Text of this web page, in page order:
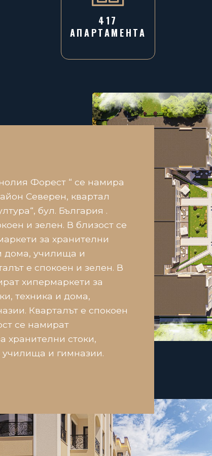
417
АПАРТАМЕНТА
Форест “ се намира
Северен, квартал
бул. България .
и зелен. В близост се
за хранителни
дома, училища и
е спокоен и зелен. В
хипермаркети за
техника и дома,
Кварталът е спокоен
се намират
хранителни стоки,
училища и гимназии.